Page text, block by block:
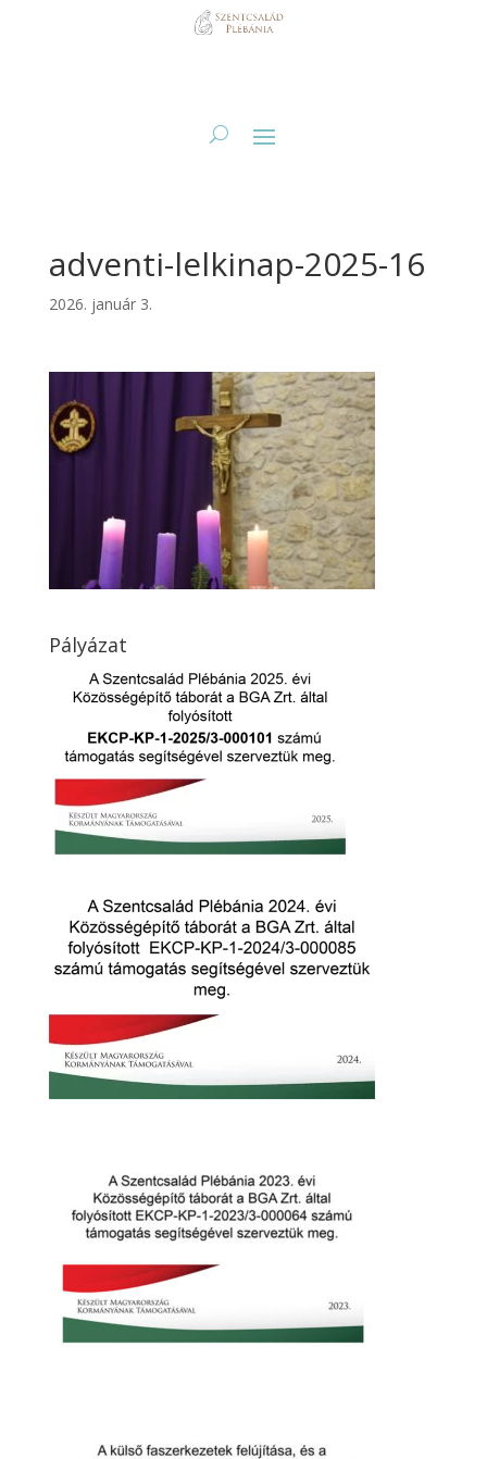
adventi-lelkinap-2025-16
2026. január 3.
Pályázat